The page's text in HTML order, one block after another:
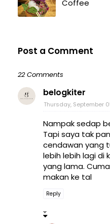
Coffee
Post a Comment
22 Comments
belogkiter
Thursday, September
Nampak sedap
Tapi saya tak
cendawan yang
lebih lebih lagi di
yang lama.
makan ke tal
Reply